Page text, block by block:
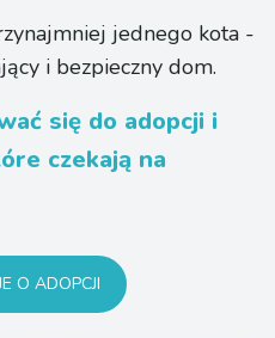
jednego kota -
i bezpieczny dom.
się do adopcji i
czekają na
O ADOPCJI